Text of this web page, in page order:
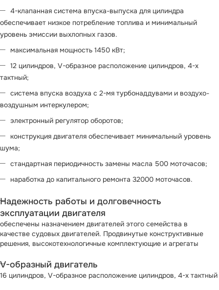
4-клапанная система впуска-выпуска для цилиндра
обеспечивает низкое потребление топлива и минимальный
уровень эмиссии выхлопных газов.
максимальная мощность 1450 кВт;
12 цилиндров, V-образное расположение цилиндров, 4-х
тактный;
система впуска воздуха с 2-мя турбонаддувами и воздухо-
воздушным интеркулером;
электронный регулятор оборотов;
конструкция двигателя обеспечивает минимальный уровень
шума;
стандартная периодичность замены масла 500 моточасов;
наработка до капитального ремонта 32000 моточасов.
Надежность работы и долговечность
эксплуатации двигателя
обеспечены назначением двигателей этого семейства в
качестве судовых двигателей. Продвинутые конструктивные
решения, высокотехнологичные комплектующие и агрегаты
V-образный двигатель
16 цилиндров, V-образное расположение цилиндров, 4-х тактный